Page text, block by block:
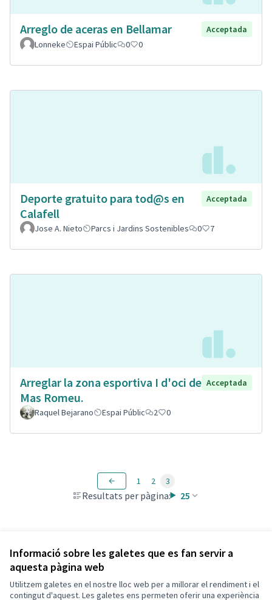
Informació sobre les galetes que es fan servir a
aquesta pàgina web
Utilitzem galetes en el nostre lloc web per a millorar el rendiment i el
contingut d'aquest. Les galetes ens permeten oferir una experiència
Arreglo de aceras en Bellamar
Acceptada
Lonneke
Espai Públic 0 0
Deporte gratuito para tod@s en
Calafell
Acceptada
Jose A. Nieto Parcs i Jardins Sostenibles 0 7
Arreglar la zona esportiva I d'oci de
Mas Romeu.
Acceptada
Raquel Bejarano Espai Públic 2 0
Resultats per pàgina: 25
1 2 3
Veure totes les propostes retirades
Termes i condicions d'ús
Configuració de les galetes